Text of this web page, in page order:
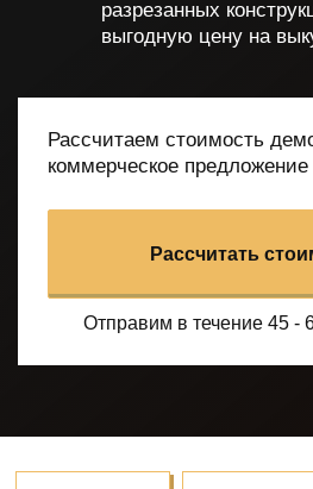
разрезанных
выгодную цену на
Рассчитаем стоимость
коммерческое предложение
Рассчитать
Отправим в течение 45 -